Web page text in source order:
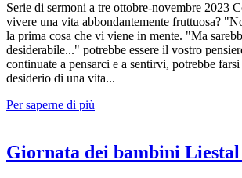
Serie di sermoni a tre ottobre-novembre 2023
vivere una vita abbondantemente fruttuosa?
la prima cosa che vi viene in mente. "Ma
desiderabile..." potrebbe essere il vostro
continuate a pensarci e a sentirvi, potrebbe
desiderio di una vita...
Per saperne di più
Giornata dei bambini Liestal